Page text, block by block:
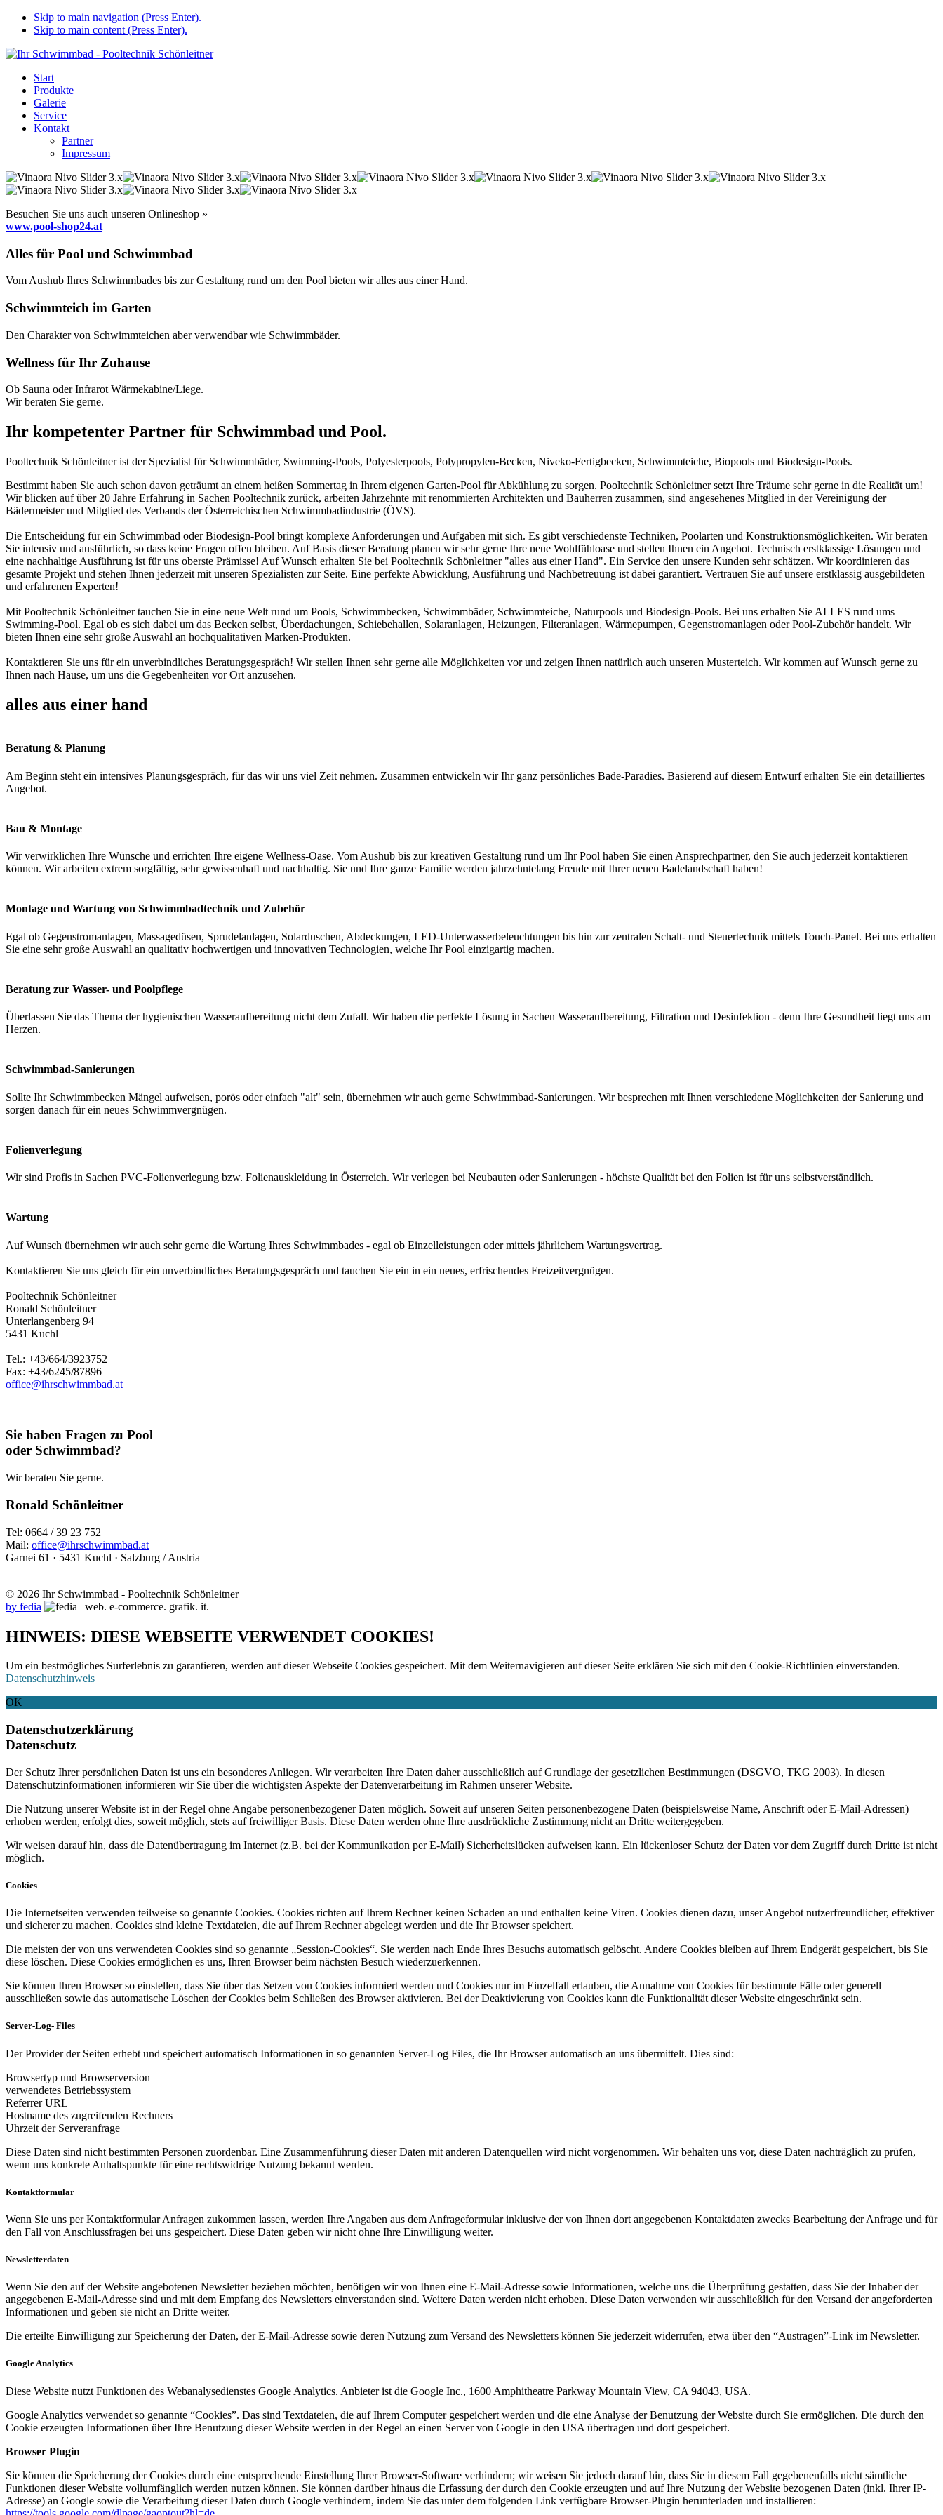
Skip to main navigation (Press Enter).
Skip to main content (Press Enter).
Start
Produkte
Galerie
Service
Kontakt
Partner
Impressum
Besuchen Sie uns auch unseren Onlineshop »
www.pool-shop24.at
Alles für Pool und Schwimmbad
Vom Aushub Ihres Schwimmbades bis zur Gestaltung rund um den Pool bieten wir alles aus einer Hand.
Schwimmteich im Garten
Den Charakter von Schwimmteichen aber verwendbar wie Schwimmbäder.
Wellness für Ihr Zuhause
Ob Sauna oder Infrarot Wärmekabine/Liege.
Wir beraten Sie gerne.
Ihr kompetenter Partner für Schwimmbad und Pool.
Pooltechnik Schönleitner ist der Spezialist für Schwimmbäder, Swimming-Pools, Polyesterpools, Polypropylen-Becken, Niveko-Fertigbecken, Schwimmteiche, Biopools und Biodesign-Pools.
Bestimmt haben Sie auch schon davon geträumt an einem heißen Sommertag in Ihrem eigenen Garten-Pool für Abkühlung zu sorgen. Pooltechnik Schönleitner setzt Ihre Träume sehr gerne in die Realität um!
Wir blicken auf über 20 Jahre Erfahrung in Sachen Pooltechnik zurück, arbeiten Jahrzehnte mit renommierten Architekten und Bauherren zusammen, sind angesehenes Mitglied in der Vereinigung der
Bädermeister und Mitglied des Verbands der Österreichischen Schwimmbadindustrie (ÖVS).
Die Entscheidung für ein Schwimmbad oder Biodesign-Pool bringt komplexe Anforderungen und Aufgaben mit sich. Es gibt verschiedenste Techniken, Poolarten und Konstruktionsmöglichkeiten. Wir beraten
Sie intensiv und ausführlich, so dass keine Fragen offen bleiben. Auf Basis dieser Beratung planen wir sehr gerne Ihre neue Wohlfühloase und stellen Ihnen ein Angebot. Technisch erstklassige Lösungen und
eine nachhaltige Ausführung ist für uns oberste Prämisse! Auf Wunsch erhalten Sie bei Pooltechnik Schönleitner "alles aus einer Hand". Ein Service den unsere Kunden sehr schätzen. Wir koordinieren das
gesamte Projekt und stehen Ihnen jederzeit mit unseren Spezialisten zur Seite. Eine perfekte Abwicklung, Ausführung und Nachbetreuung ist dabei garantiert. Vertrauen Sie auf unsere erstklassig ausgebildeten
und erfahrenen Experten!
Mit Pooltechnik Schönleitner tauchen Sie in eine neue Welt rund um Pools, Schwimmbecken, Schwimmbäder, Schwimmteiche, Naturpools und Biodesign-Pools. Bei uns erhalten Sie ALLES rund ums
Swimming-Pool. Egal ob es sich dabei um das Becken selbst, Überdachungen, Schiebehallen, Solaranlagen, Heizungen, Filteranlagen, Wärmepumpen, Gegenstromanlagen oder Pool-Zubehör handelt. Wir
bieten Ihnen eine sehr große Auswahl an hochqualitativen Marken-Produkten.
Kontaktieren Sie uns für ein unverbindliches Beratungsgespräch! Wir stellen Ihnen sehr gerne alle Möglichkeiten vor und zeigen Ihnen natürlich auch unseren Musterteich. Wir kommen auf Wunsch gerne zu
Ihnen nach Hause, um uns die Gegebenheiten vor Ort anzusehen.
alles aus einer hand
Beratung & Planung
Am Beginn steht ein intensives Planungsgespräch, für das wir uns viel Zeit nehmen. Zusammen entwickeln wir Ihr ganz persönliches Bade-Paradies. Basierend auf diesem Entwurf erhalten Sie ein detailliertes
Angebot.
Bau & Montage
Wir verwirklichen Ihre Wünsche und errichten Ihre eigene Wellness-Oase. Vom Aushub bis zur kreativen Gestaltung rund um Ihr Pool haben Sie einen Ansprechpartner, den Sie auch jederzeit kontaktieren
können. Wir arbeiten extrem sorgfältig, sehr gewissenhaft und nachhaltig. Sie und Ihre ganze Familie werden jahrzehntelang Freude mit Ihrer neuen Badelandschaft haben!
Montage und Wartung von Schwimmbadtechnik und Zubehör
Egal ob Gegenstromanlagen, Massagedüsen, Sprudelanlagen, Solarduschen, Abdeckungen, LED-Unterwasserbeleuchtungen bis hin zur zentralen Schalt- und Steuertechnik mittels Touch-Panel. Bei uns erhalten
Sie eine sehr große Auswahl an qualitativ hochwertigen und innovativen Technologien, welche Ihr Pool einzigartig machen.
Beratung zur Wasser- und Poolpflege
Überlassen Sie das Thema der hygienischen Wasseraufbereitung nicht dem Zufall. Wir haben die perfekte Lösung in Sachen Wasseraufbereitung, Filtration und Desinfektion - denn Ihre Gesundheit liegt uns am
Herzen.
Schwimmbad-Sanierungen
Sollte Ihr Schwimmbecken Mängel aufweisen, porös oder einfach "alt" sein, übernehmen wir auch gerne Schwimmbad-Sanierungen. Wir besprechen mit Ihnen verschiedene Möglichkeiten der Sanierung und
sorgen danach für ein neues Schwimmvergnügen.
Folienverlegung
Wir sind Profis in Sachen PVC-Folienverlegung bzw. Folienauskleidung in Österreich. Wir verlegen bei Neubauten oder Sanierungen - höchste Qualität bei den Folien ist für uns selbstverständlich.
Wartung
Auf Wunsch übernehmen wir auch sehr gerne die Wartung Ihres Schwimmbades - egal ob Einzelleistungen oder mittels jährlichem Wartungsvertrag.
Kontaktieren Sie uns gleich für ein unverbindliches Beratungsgespräch und tauchen Sie ein in ein neues, erfrischendes Freizeitvergnügen.
Pooltechnik Schönleitner
Ronald Schönleitner
Unterlangenberg 94
5431 Kuchl
Tel.: +43/664/3923752
Fax: +43/6245/87896
office@ihrschwimmbad.at
Sie haben Fragen zu Pool
oder Schwimmbad?
Wir beraten Sie gerne.
Ronald Schönleitner
Tel: 0664 / 39 23 752
Mail: office@ihrschwimmbad.at
Garnei 61 · 5431 Kuchl · Salzburg / Austria
© 2026 Ihr Schwimmbad - Pooltechnik Schönleitner
by fedia
HINWEIS: DIESE WEBSEITE VERWENDET COOKIES!
Um ein bestmögliches Surferlebnis zu garantieren, werden auf dieser Webseite Cookies gespeichert. Mit dem Weiternavigieren auf dieser Seite erklären Sie sich mit den Cookie-Richtlinien einverstanden.
Datenschutzhinweis
OK
Datenschutzerklärung
Datenschutz
Der Schutz Ihrer persönlichen Daten ist uns ein besonderes Anliegen. Wir verarbeiten Ihre Daten daher ausschließlich auf Grundlage der gesetzlichen Bestimmungen (DSGVO, TKG 2003). In diesen
Datenschutzinformationen informieren wir Sie über die wichtigsten Aspekte der Datenverarbeitung im Rahmen unserer Website.
Die Nutzung unserer Website ist in der Regel ohne Angabe personenbezogener Daten möglich. Soweit auf unseren Seiten personenbezogene Daten (beispielsweise Name, Anschrift oder E-Mail-Adressen)
erhoben werden, erfolgt dies, soweit möglich, stets auf freiwilliger Basis. Diese Daten werden ohne Ihre ausdrückliche Zustimmung nicht an Dritte weitergegeben.
Wir weisen darauf hin, dass die Datenübertragung im Internet (z.B. bei der Kommunikation per E-Mail) Sicherheitslücken aufweisen kann. Ein lückenloser Schutz der Daten vor dem Zugriff durch Dritte ist nicht
möglich.
Cookies
Die Internetseiten verwenden teilweise so genannte Cookies. Cookies richten auf Ihrem Rechner keinen Schaden an und enthalten keine Viren. Cookies dienen dazu, unser Angebot nutzerfreundlicher, effektiver
und sicherer zu machen. Cookies sind kleine Textdateien, die auf Ihrem Rechner abgelegt werden und die Ihr Browser speichert.
Die meisten der von uns verwendeten Cookies sind so genannte „Session-Cookies“. Sie werden nach Ende Ihres Besuchs automatisch gelöscht. Andere Cookies bleiben auf Ihrem Endgerät gespeichert, bis Sie
diese löschen. Diese Cookies ermöglichen es uns, Ihren Browser beim nächsten Besuch wiederzuerkennen.
Sie können Ihren Browser so einstellen, dass Sie über das Setzen von Cookies informiert werden und Cookies nur im Einzelfall erlauben, die Annahme von Cookies für bestimmte Fälle oder generell
ausschließen sowie das automatische Löschen der Cookies beim Schließen des Browser aktivieren. Bei der Deaktivierung von Cookies kann die Funktionalität dieser Website eingeschränkt sein.
Server-Log- Files
Der Provider der Seiten erhebt und speichert automatisch Informationen in so genannten Server-Log Files, die Ihr Browser automatisch an uns übermittelt. Dies sind:
Browsertyp und Browserversion
verwendetes Betriebssystem
Referrer URL
Hostname des zugreifenden Rechners
Uhrzeit der Serveranfrage
Diese Daten sind nicht bestimmten Personen zuordenbar. Eine Zusammenführung dieser Daten mit anderen Datenquellen wird nicht vorgenommen. Wir behalten uns vor, diese Daten nachträglich zu prüfen,
wenn uns konkrete Anhaltspunkte für eine rechtswidrige Nutzung bekannt werden.
Kontaktformular
Wenn Sie uns per Kontaktformular Anfragen zukommen lassen, werden Ihre Angaben aus dem Anfrageformular inklusive der von Ihnen dort angegebenen Kontaktdaten zwecks Bearbeitung der Anfrage und für
den Fall von Anschlussfragen bei uns gespeichert. Diese Daten geben wir nicht ohne Ihre Einwilligung weiter.
Newsletterdaten
Wenn Sie den auf der Website angebotenen Newsletter beziehen möchten, benötigen wir von Ihnen eine E-Mail-Adresse sowie Informationen, welche uns die Überprüfung gestatten, dass Sie der Inhaber der
angegebenen E-Mail-Adresse sind und mit dem Empfang des Newsletters einverstanden sind. Weitere Daten werden nicht erhoben. Diese Daten verwenden wir ausschließlich für den Versand der angeforderten
Informationen und geben sie nicht an Dritte weiter.
Die erteilte Einwilligung zur Speicherung der Daten, der E-Mail-Adresse sowie deren Nutzung zum Versand des Newsletters können Sie jederzeit widerrufen, etwa über den “Austragen”-Link im Newsletter.
Google Analytics
Diese Website nutzt Funktionen des Webanalysedienstes Google Analytics. Anbieter ist die Google Inc., 1600 Amphitheatre Parkway Mountain View, CA 94043, USA.
Google Analytics verwendet so genannte “Cookies”. Das sind Textdateien, die auf Ihrem Computer gespeichert werden und die eine Analyse der Benutzung der Website durch Sie ermöglichen. Die durch den
Cookie erzeugten Informationen über Ihre Benutzung dieser Website werden in der Regel an einen Server von Google in den USA übertragen und dort gespeichert.
Browser Plugin
Sie können die Speicherung der Cookies durch eine entsprechende Einstellung Ihrer Browser-Software verhindern; wir weisen Sie jedoch darauf hin, dass Sie in diesem Fall gegebenenfalls nicht sämtliche
Funktionen dieser Website vollumfänglich werden nutzen können. Sie können darüber hinaus die Erfassung der durch den Cookie erzeugten und auf Ihre Nutzung der Website bezogenen Daten (inkl. Ihrer IP-
Adresse) an Google sowie die Verarbeitung dieser Daten durch Google verhindern, indem Sie das unter dem folgenden Link verfügbare Browser-Plugin herunterladen und installieren: